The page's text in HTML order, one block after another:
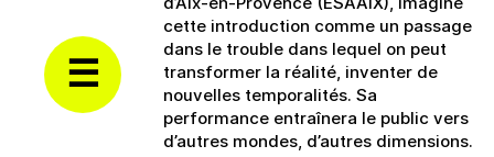
cette introduction comme un passage
dans le trouble dans lequel on peut
transformer la réalité, inventer de
nouvelles temporalités. Sa
performance entraînera le public vers
d’autres mondes, d’autres dimensions.